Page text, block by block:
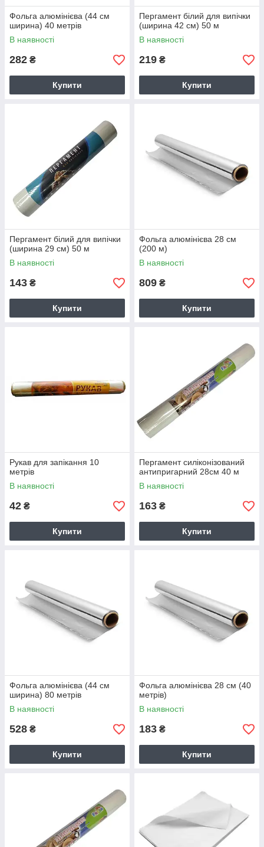
Фольга алюмінієва (44 см
ширина) 40 метрів
В наявності
282 ₴
Купити
Пергамент білий для випічки
(ширина 42 см) 50 м
В наявності
219 ₴
Купити
Пергамент білий для випічки
(ширина 29 см) 50 м
В наявності
143 ₴
Купити
Фольга алюмінієва 28 см
(200 м)
В наявності
809 ₴
Купити
Рукав для запікання 10
метрів
В наявності
42 ₴
Купити
Пергамент силіконізований
антипригарний 28см 40 м
В наявності
163 ₴
Купити
Фольга алюмінієва (44 см
ширина) 80 метрів
В наявності
528 ₴
Купити
Фольга алюмінієва 28 см (40
метрів)
В наявності
183 ₴
Купити